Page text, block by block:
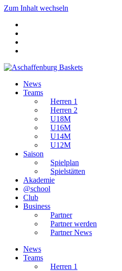
Zum Inhalt wechseln
News
Teams
Herren 1
Herren 2
U18M
U16M
U14M
U12M
Saison
Spielplan
Spielstätten
Akademie
@school
Club
Business
Partner
Partner werden
Partner News
News
Teams
Herren 1